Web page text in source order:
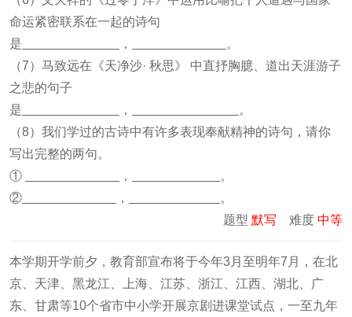
命运紧密联系在一起的诗句
是
，
。
（7）马致远在《天净沙· 秋思》 中直抒胸臆、道出天涯游子
之悲的句子
是
，
。
（8）我们学过的古诗中有许多表现奉献精神的诗句，请你
写出完整的两句。
①
，
。
②
，
。
题型 默写 难度 中等
本学期开学前夕，教育部宣布将于今年3月至明年7月，在北
京、天津、黑龙江、上海、江苏、浙江、江西、湖北、广
东、甘肃等10个省市中小学开展京剧进课堂试点，一至九年